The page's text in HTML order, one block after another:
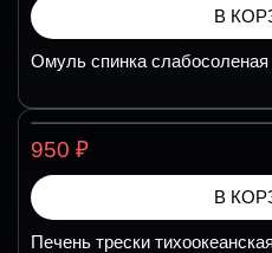
В
Омуль спинка слабосоленая
950 ₽
В
Печень трески